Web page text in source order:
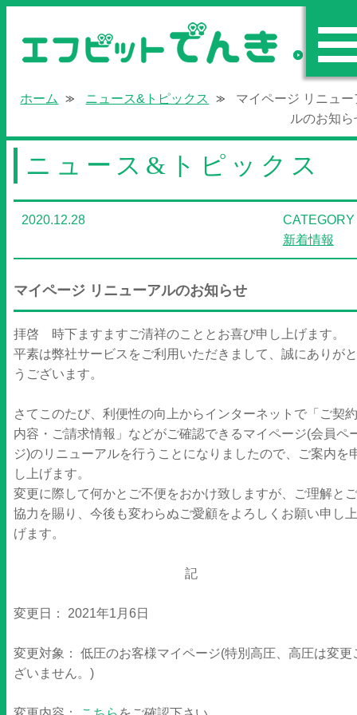
エフビット
ホーム ニュース&トピックス
マイページ リニュー
ルのお知ら
ニュース&トピックス
2020.12.28
CATEGORY
新着情報
マイページ リニューアルのお知らせ
拝啓 時下ますますご清祥のこととお喜び申し上げます。
平素は弊社サービスをご利用いただきまして、誠にありが
うございます。
さてこのたび、利便性の向上からインターネットで「ご契
内容・ご請求情報」などがご確認できるマイページ(会員ペ
ジ)のリニューアルを行うことになりましたので、ご案内を
し上げます。
変更に際して何かとご不便をおかけ致しますが、ご理解と
協力を賜り、今後も変わらぬご愛顧をよろしくお願い申し
げます。
記
変更日： 2021年1月6日
変更対象： 低圧のお客様マイページ(特別高圧、高圧は変更
ざいません。)